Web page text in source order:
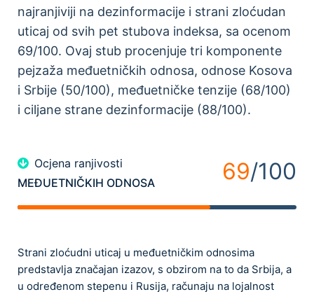
najranjiviji na dezinformacije i strani zloćudan
uticaj od svih pet stubova indeksa, sa ocenom
69/100. Ovaj stub procenjuje tri komponente
pejzaža međuetničkih odnosa, odnose Kosova
i Srbije (50/100), međuetničke tenzije (68/100)
i ciljane strane dezinformacije (88/100).
Ocjena ranjivosti
MEĐUETNIČKIH ODNOSA
69/100
Strani zloćudni uticaj u međuetničkim odnosima
predstavlja značajan izazov, s obzirom na to da Srbija, a
u određenom stepenu i Rusija, računaju na lojalnost